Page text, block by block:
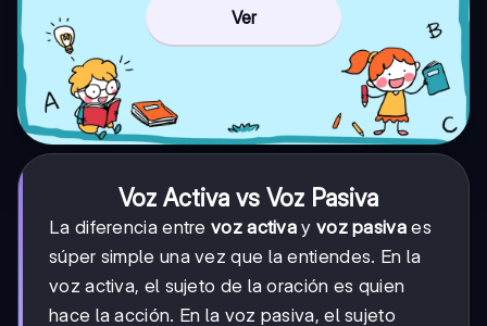
Ver
Voz Activa vs Voz Pasiva
La diferencia entre voz activa y voz pasivaes
súper simple una vez que la entiendes. En la
voz activa, el sujeto de la oración es quien
hace la acción. En la voz pasiva, el sujeto